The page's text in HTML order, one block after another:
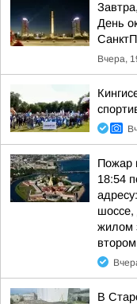
День
Вчера,
Пожар
18:54
шоссе,
жилом
В